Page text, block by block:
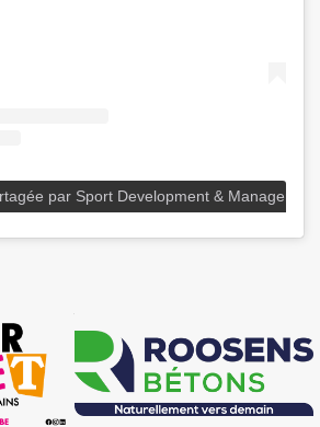
par Sport Development &